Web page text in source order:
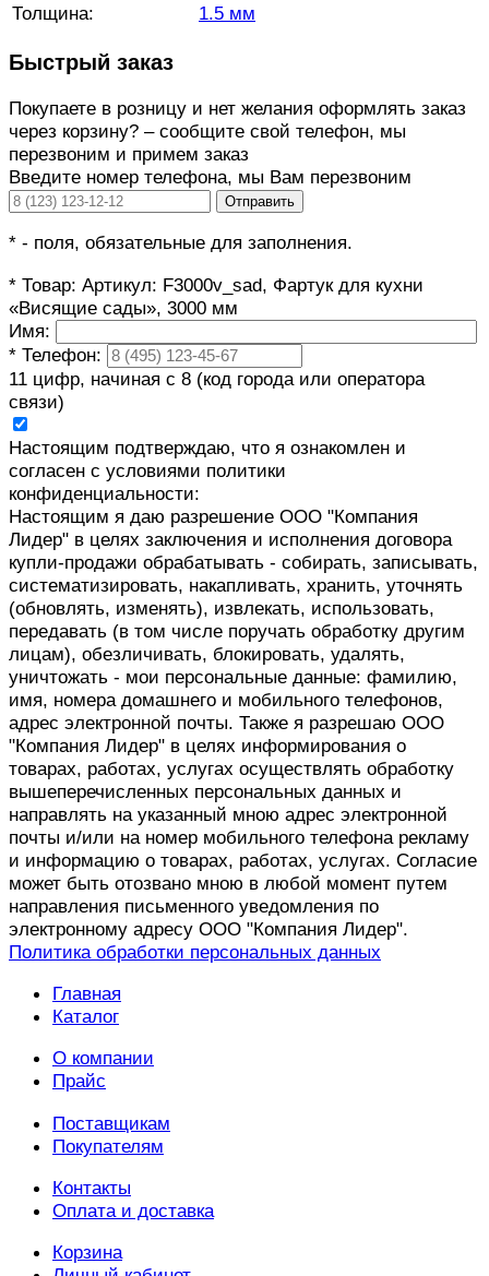
Толщина:
1.5 мм
Быстрый заказ
Покупаете в розницу и нет желания оформлять заказ
через корзину? – сообщите свой телефон, мы
перезвоним и примем заказ
Введите номер телефона, мы Вам перезвоним
Отправить
* - поля, обязательные для заполнения.
* Товар: Артикул: F3000v_sad, Фартук для кухни
«Висящие сады», 3000 мм
Имя:
* Телефон:
11 цифр, начиная с 8 (код города или оператора
связи)
Настоящим подтверждаю, что я ознакомлен и
согласен с условиями политики
конфиденциальности:
Настоящим я даю разрешение ООО "Компания
Лидер" в целях заключения и исполнения договора
купли-продажи обрабатывать - собирать, записывать,
систематизировать, накапливать, хранить, уточнять
(обновлять, изменять), извлекать, использовать,
передавать (в том числе поручать обработку другим
лицам), обезличивать, блокировать, удалять,
уничтожать - мои персональные данные: фамилию,
имя, номера домашнего и мобильного телефонов,
адрес электронной почты. Также я разрешаю ООО
"Компания Лидер" в целях информирования о
товарах, работах, услугах осуществлять обработку
вышеперечисленных персональных данных и
направлять на указанный мною адрес электронной
почты и/или на номер мобильного телефона рекламу
и информацию о товарах, работах, услугах. Согласие
может быть отозвано мною в любой момент путем
направления письменного уведомления по
электронному адресу ООО "Компания Лидер".
Политика обработки персональных данных
Главная
Каталог
О компании
Прайс
Поставщикам
Покупателям
Контакты
Оплата и доставка
Корзина